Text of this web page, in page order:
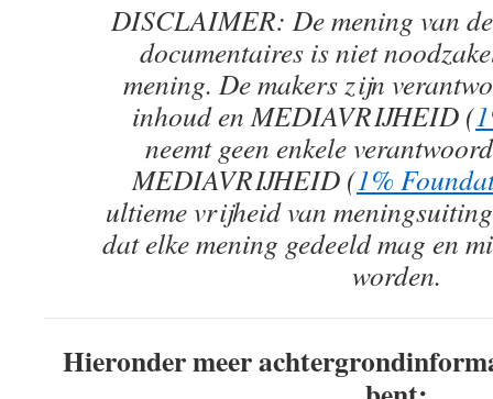
DISCLAIMER: De mening van
documentaires is niet
mening. De makers zijn
inhoud en MEDIAVRIJHEID (
neemt geen enkele
MEDIAVRIJHEID (1%
ultieme vrijheid van
dat elke mening gedeeld mag en
worden.
Hieronder meer